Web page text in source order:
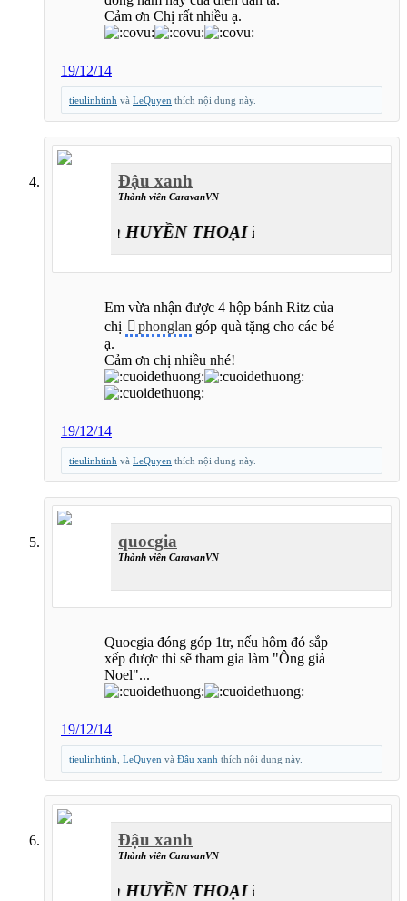
Cảm ơn Chị rất nhiều ạ.
19/12/14
tieulinhtinh và LeQuyen thích nội dung này.
Đậu xanh
Thành viên CaravanVN
Caravan HUYỀN THOẠI ĐƯỜNG LÊN ĐỈNH
Em vừa nhận được 4 hộp bánh Ritz của
chị
phonglan góp quà tặng cho các bé
ạ.
Cảm ơn chị nhiều nhé!
19/12/14
tieulinhtinh và LeQuyen thích nội dung này.
quocgia
Thành viên CaravanVN
Quocgia đóng góp 1tr, nếu hôm đó sắp
xếp được thì sẽ tham gia làm "Ông già
Noel"...
19/12/14
tieulinhtinh LeQuyen và Đậu xanh thích nội dung này.
Đậu xanh
Thành viên CaravanVN
Caravan HUYỀN THOẠI ĐƯỜNG LÊN ĐỈNH